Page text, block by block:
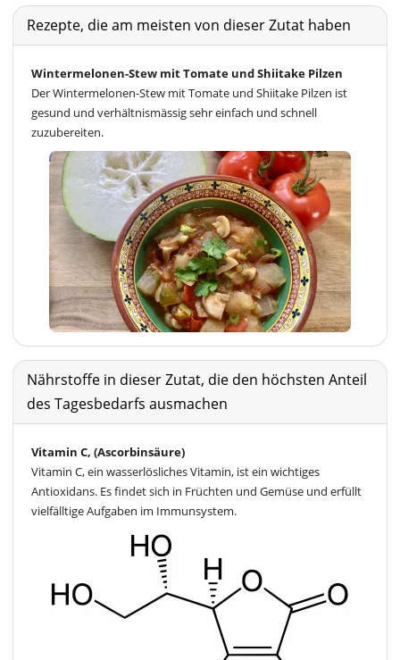
Rezepte, die am meisten von dieser Zutat haben
Wintermelonen-Stew mit Tomate und Shiitake Pilzen
Der Wintermelonen-Stew mit Tomate und Shiitake Pilzen ist
gesund und verhältnismässig sehr einfach und schnell
zuzubereiten.
Nährstoffe in dieser Zutat, die den höchsten Anteil
des Tagesbedarfs ausmachen
Vitamin C, (Ascorbinsäure)
Vitamin C, ein wasserlösliches Vitamin, ist ein wichtiges
Antioxidans. Es findet sich in Früchten und Gemüse und erfüllt
vielfälltige Aufgaben im Immunsystem.